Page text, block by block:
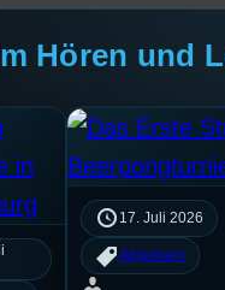
Hören und
17. Juli 2026
Allgemein